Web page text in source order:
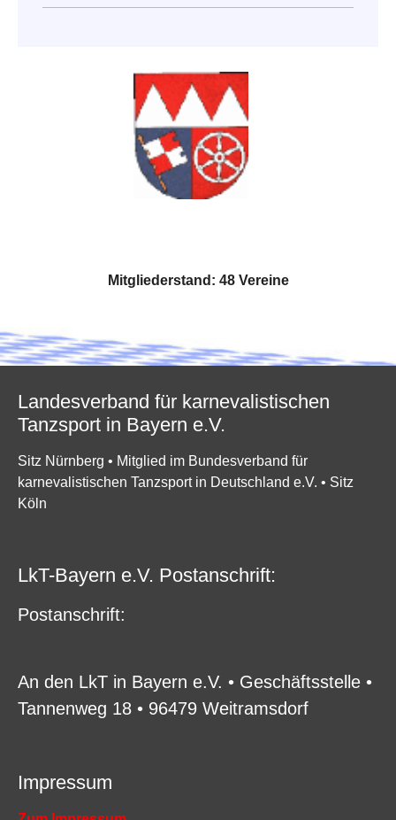
Mitgliederstand: 48 Vereine
Landesverband für karnevalistischen
Tanzsport in Bayern e.V.
Sitz Nürnberg • Mitglied im Bundesverband für
karnevalistischen Tanzsport in Deutschland e.V. • Sitz
Köln
LkT-Bayern e.V. Postanschrift:
Postanschrift:
An den LkT in Bayern e.V. • Geschäftsstelle •
Tannenweg 18 • 96479 Weitramsdorf
Impressum